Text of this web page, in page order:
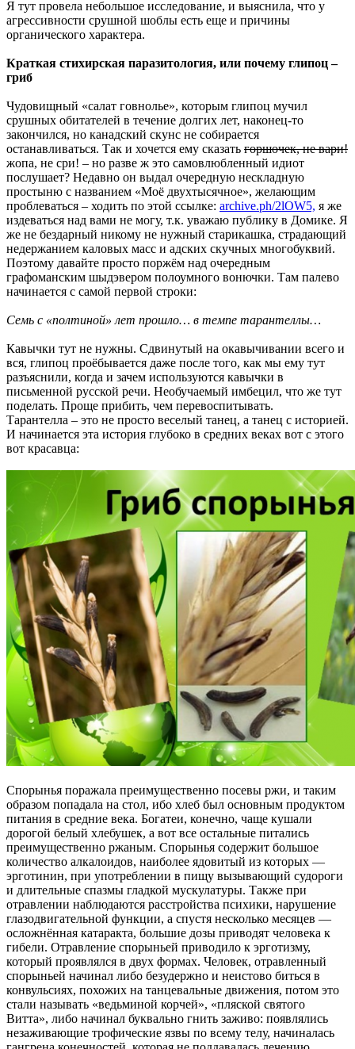
Я тут провела небольшое исследование, и выяснила, что у
агрессивности срушной шоблы есть еще и причины
органического характера.
Краткая стихирская паразитология, или почему глипоц –
гриб
Чудовищный «салат говнолье», которым глипоц мучил
срушных обитателей в течение долгих лет, наконец-то
закончился, но канадский скунс не собирается
останавливаться. Так и хочется ему сказать горшочек, не вари!
жопа, не сри! – но разве ж это самовлюбленный идиот
послушает? Недавно он выдал очередную нескладную
простыню с названием «Моё двухтысячное», желающим
проблеваться – ходить по этой ссылке: archive.ph/2lOW5, я же
издеваться над вами не могу, т.к. уважаю публику в Домике. Я
же не бездарный никому не нужный старикашка, страдающий
недержанием каловых масс и адских скучных многобуквий.
Поэтому давайте просто поржём над очередным
графоманским шыдэвером полоумного вонючки. Там палево
начинается с самой первой строки:
Семь с «полтиной» лет прошло… в темпе тарантеллы…
Кавычки тут не нужны. Сдвинутый на окавычивании всего и
вся, глипоц проёбывается даже после того, как мы ему тут
разъяснили, когда и зачем используются кавычки в
письменной русской речи. Необучаемый имбецил, что же тут
поделать. Проще прибить, чем перевоспитывать.
Тарантелла – это не просто веселый танец, а танец с историей.
И начинается эта история глубоко в средних веках вот с этого
вот красавца:
Спорынья поражала преимущественно посевы ржи, и таким
образом попадала на стол, ибо хлеб был основным продуктом
питания в средние века. Богатеи, конечно, чаще кушали
дорогой белый хлебушек, а вот все остальные питались
преимущественно ржаным. Спорынья содержит большое
количество алкалоидов, наиболее ядовитый из которых —
эрготинин, при употреблении в пищу вызывающий судороги
и длительные спазмы гладкой мускулатуры. Также при
отравлении наблюдаются расстройства психики, нарушение
глазодвигательной функции, а спустя несколько месяцев —
осложнённая катаракта, большие дозы приводят человека к
гибели. Отравление спорыньей приводило к эрготизму,
который проявлялся в двух формах. Человек, отравленный
спорыньей начинал либо безудержно и неистово биться в
конвульсиях, похожих на танцевальные движения, потом это
стали называть «ведьминой корчей», «пляской святого
Витта», либо начинал буквально гнить заживо: появлялись
незаживающие трофические язвы по всему телу, начиналась